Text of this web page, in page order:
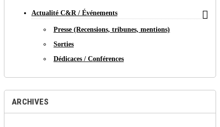
Actualité C&R / Événements 
Presse (Recensions, tribunes, mentions)
Sorties
Dédicaces / Conférences
ARCHIVES